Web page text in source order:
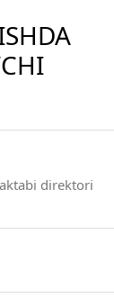
direktori